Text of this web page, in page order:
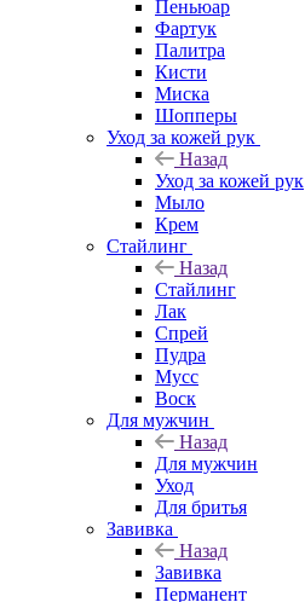
Пеньюар
Фартук
Палитра
Кисти
Миска
Шопперы
Уход за кожей рук
Назад
Уход за кожей рук
Мыло
Крем
Стайлинг
Назад
Стайлинг
Лак
Спрей
Пудра
Мусс
Воск
Для мужчин
Назад
Для мужчин
Уход
Для бритья
Завивка
Назад
Завивка
Перманент